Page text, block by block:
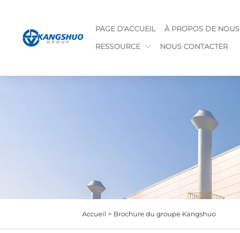
PAGE D'ACCUEIL À PROPOS DE NOUS
RESSOURCE
NOUS CONTACTER
Accueil > Brochure du groupe Kangshuo